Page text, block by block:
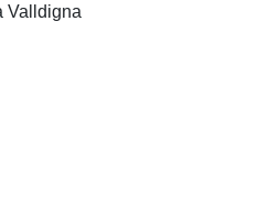
Valldigna